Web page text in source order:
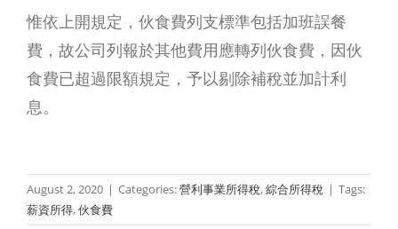
惟依上開規定，伙食費列支標準包括加班誤餐
費，故公司列報於其他費用應轉列伙食費，因伙
食費已超過限額規定，予以剔除補稅並加計利
息。
August 2, 2020 | Categories:營利事業所得稅,綜合所得稅 | Tags:
薪資所得,伙食費